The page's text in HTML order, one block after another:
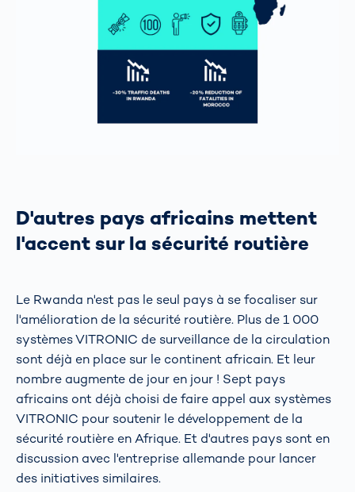
D'autres pays africains mettent
l'accent sur la sécurité routière
Le Rwanda n'est pas le seul pays à se focaliser sur
l'amélioration de la sécurité routière. Plus de 1 000
systèmes VITRONIC de surveillance de la circulation
sont déjà en place sur le continent africain. Et leur
nombre augmente de jour en jour ! Sept pays
africains ont déjà choisi de faire appel aux systèmes
VITRONIC pour soutenir le développement de la
sécurité routière en Afrique. Et d'autres pays sont en
discussion avec l'entreprise allemande pour lancer
des initiatives similaires.